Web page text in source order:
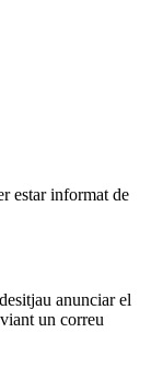
estar informat de
anunciar el
un correu